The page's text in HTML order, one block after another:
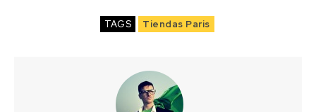
TAGS Tiendas Paris